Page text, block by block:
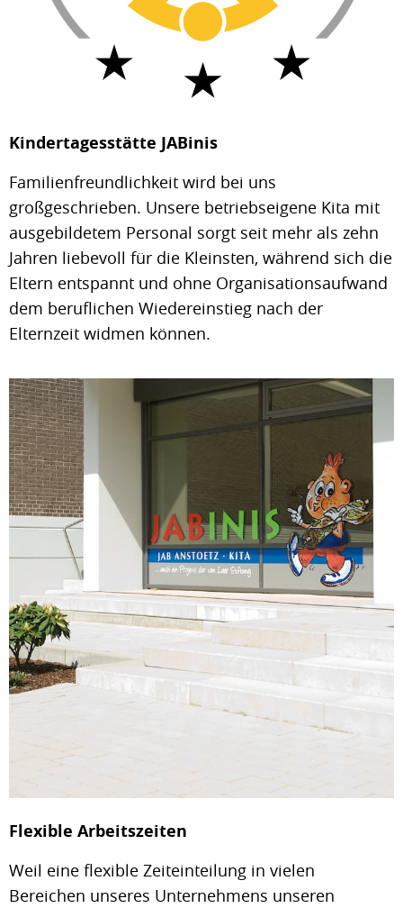
Kindertagesstätte JABinis
Familienfreundlichkeit wird bei uns
großgeschrieben. Unsere betriebseigene Kita mit
ausgebildetem Personal sorgt seit mehr als zehn
Jahren liebevoll für die Kleinsten, während sich die
Eltern entspannt und ohne Organisationsaufwand
dem beruflichen Wiedereinstieg nach der
Elternzeit widmen können.
Flexible Arbeitszeiten
Weil eine flexible Zeiteinteilung in vielen
Bereichen unseres Unternehmens unseren